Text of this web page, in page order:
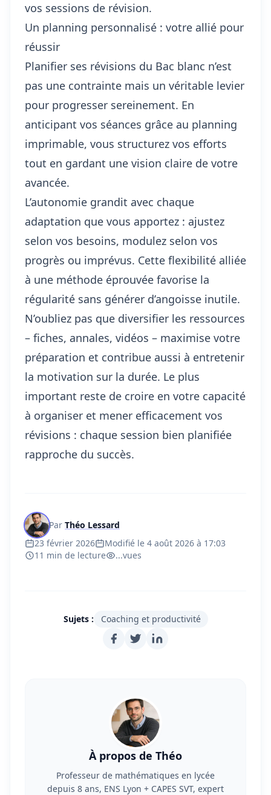
vos sessions de révision.
Un planning personnalisé : votre allié pour
réussir
Planifier ses révisions du Bac blanc n’est
pas une contrainte mais un véritable levier
pour progresser sereinement. En
anticipant vos séances grâce au planning
imprimable, vous structurez vos efforts
tout en gardant une vision claire de votre
avancée.
L’autonomie grandit avec chaque
adaptation que vous apportez : ajustez
selon vos besoins, modulez selon vos
progrès ou imprévus. Cette flexibilité alliée
à une méthode éprouvée favorise la
régularité sans générer d’angoisse inutile.
N’oubliez pas que diversifier les ressources
– fiches, annales, vidéos – maximise votre
préparation et contribue aussi à entretenir
la motivation sur la durée. Le plus
important reste de croire en votre capacité
à organiser et mener efficacement vos
révisions : chaque session bien planifiée
rapproche du succès.
Par Théo Lessard
23 février 2026
Modifié le 4 août 2026 à 17:03
11 min de lecture
...vues
Sujets : Coaching et productivité
À propos de Théo
Professeur de mathématiques en lycée
depuis 8 ans, ENS Lyon + CAPES SVT, expert